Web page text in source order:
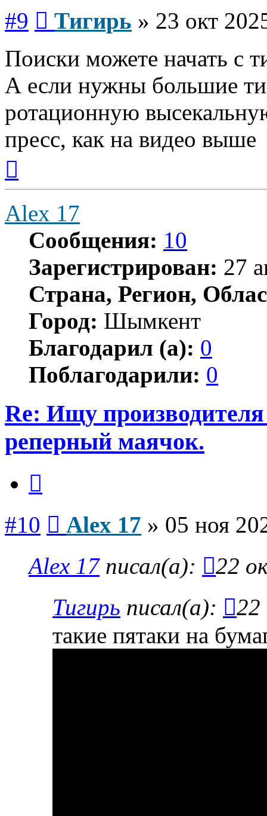
#9 Тигирь » 23 окт
Поиски можете начать с
А если нужны большие
ротационную
пресс, как на видео выше
началу
Alex 17
Сообщения: 10
Зарегистрирован: 27
Страна, Регион,
Город: Шымкент
Благодарил (а): 0
Поблагодарили: 0
Re: Ищу
реперный маячок.
#10 Alex 17 » 05 ноя
Alex 17писал(а):
22
Тигирь писал(а):
22
такие пятаки на